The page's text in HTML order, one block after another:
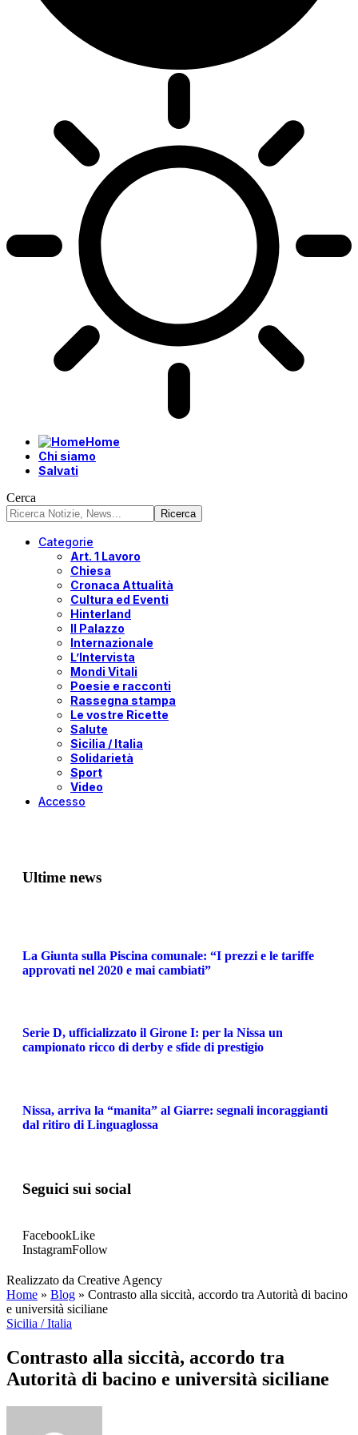
Home
Chi siamo
Salvati
Cerca
Categorie
Art. 1 Lavoro
Chiesa
Cronaca Attualità
Cultura ed Eventi
Hinterland
Il Palazzo
Internazionale
L’Intervista
Mondi Vitali
Poesie e racconti
Rassegna stampa
Le vostre Ricette
Salute
Sicilia / Italia
Solidarietà
Sport
Video
Accesso
Ultime news
La Giunta sulla Piscina comunale: “I prezzi e le tariffe
approvati nel 2020 e mai cambiati”
Serie D, ufficializzato il Girone I: per la Nissa un
campionato ricco di derby e sfide di prestigio
Nissa, arriva la “manita” al Giarre: segnali incoraggianti
dal ritiro di Linguaglossa
Seguici sui social
FacebookLike
InstagramFollow
Realizzato da Creative Agency
Home » Blog » Contrasto alla siccità, accordo tra Autorità di bacino
e università siciliane
Sicilia / Italia
Contrasto alla siccità, accordo tra
Autorità di bacino e università siciliane